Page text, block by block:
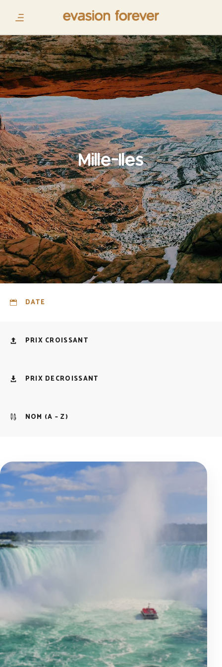
Mille-Iles
DATE
PRIX CROISSANT
PRIX DECROISSANT
NOM (A – Z)